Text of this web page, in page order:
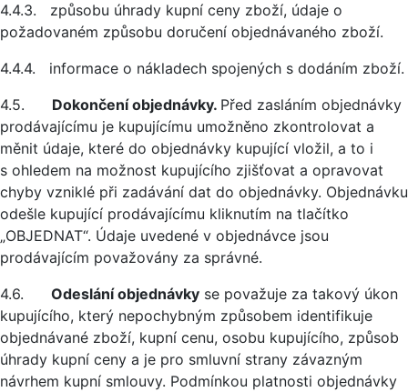
4.4.3. způsobu úhrady kupní ceny zboží, údaje o
požadovaném způsobu doručení objednávaného zboží.
4.4.4. informace o nákladech spojených s dodáním zboží.
4.5. Dokončení objednávky. Před zasláním objednávky
prodávajícímu je kupujícímu umožněno zkontrolovat a
měnit údaje, které do objednávky kupující vložil, a to i
s ohledem na možnost kupujícího zjišťovat a opravovat
chyby vzniklé při zadávání dat do objednávky. Objednávku
odešle kupující prodávajícímu kliknutím na tlačítko
„OBJEDNAT“. Údaje uvedené v objednávce jsou
prodávajícím považovány za správné.
4.6. Odeslání objednávky se považuje za takový úkon
kupujícího, který nepochybným způsobem identifikuje
objednávané zboží, kupní cenu, osobu kupujícího, způsob
úhrady kupní ceny a je pro smluvní strany závazným
návrhem kupní smlouvy. Podmínkou platnosti objednávky